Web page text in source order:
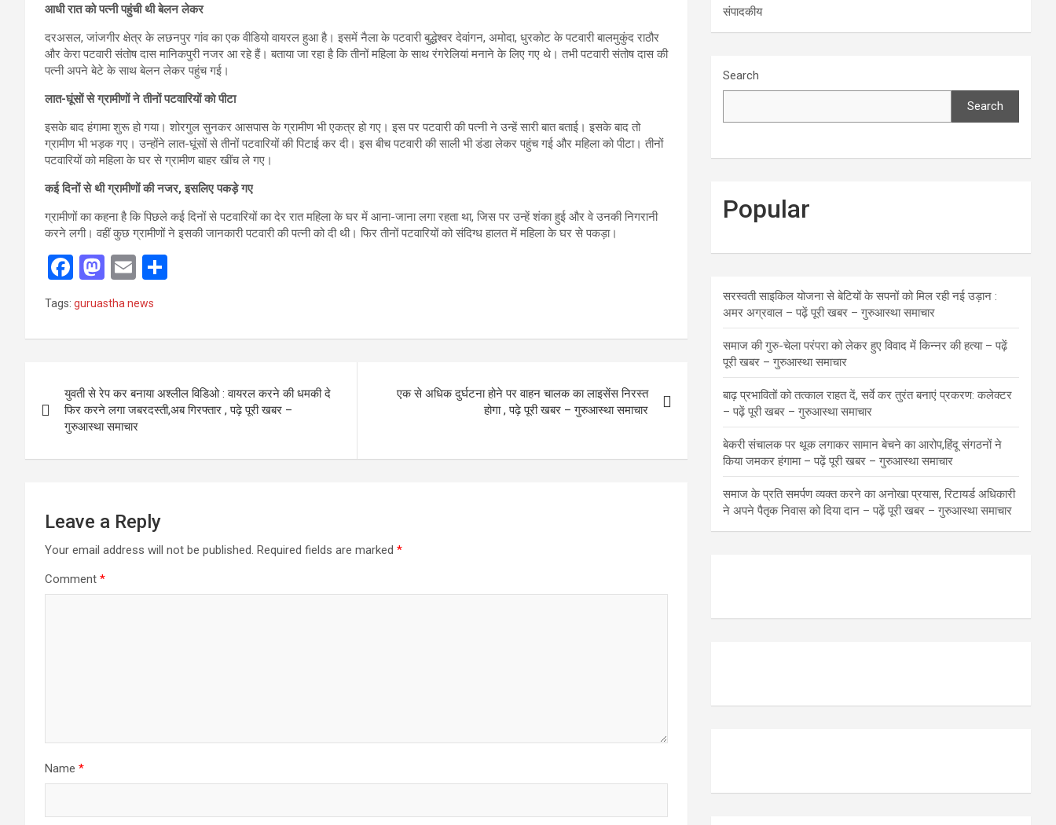
आधी रात को पत्नी पहुंची थी बेलन लेकर
दरअसल, जांजगीर क्षेत्र के लछनपुर गांव का एक वीडियो वायरल हुआ है। इसमें नैला के पटवारी बुद्धेश्वर देवांगन, अमोदा, धुरकोट के पटवारी बालमुकुंद राठौर
और केरा पटवारी संतोष दास मानिकपुरी नजर आ रहे हैं। बताया जा रहा है कि तीनों महिला के साथ रंगरेलियां मनाने के लिए गए थे। तभी पटवारी संतोष दास की
पत्नी अपने बेटे के साथ बेलन लेकर पहुंच गई।
लात-घूंसों से ग्रामीणों ने तीनों पटवारियों को पीटा
इसके बाद हंगामा शुरू हो गया। शोरगुल सुनकर आसपास के ग्रामीण भी एकत्र हो गए। इस पर पटवारी की पत्नी ने उन्हें सारी बात बताई। इसके बाद तो
ग्रामीण भी भड़क गए। उन्होंने लात-घूंसों से तीनों पटवारियों की पिटाई कर दी। इस बीच पटवारी की साली भी डंडा लेकर पहुंच गई और महिला को पीटा। तीनों
पटवारियों को महिला के घर से ग्रामीण बाहर खींच ले गए।
कई दिनों से थी ग्रामीणों की नजर, इसलिए पकड़े गए
ग्रामीणों का कहना है कि पिछले कई दिनों से पटवारियों का देर रात महिला के घर में आना-जाना लगा रहता था, जिस पर उन्हें शंका हुई और वे उनकी निगरानी
करने लगी। वहीं कुछ ग्रामीणों ने इसकी जानकारी पटवारी की पत्नी को दी थी। फिर तीनों पटवारियों को संदिग्ध हालत में महिला के घर से पकड़ा।
F
ce
b
o
k
M
a
st
o
o
n
E
ail
e
Tags: guruastha news
navigation
युवती से रेप कर बनाया अश्लील विडिओ : वायरल करने की धमकी दे
फिर करने लगा जबरदस्ती,अब गिरफ्तार , पढ़े पूरी खबर –
गुरुआस्था समाचार
एक से अधिक दुर्घटना होने पर वाहन चालक का लाइसेंस निरस्त
होगा , पढ़े पूरी खबर – गुरुआस्था समाचार
Leave a Reply
Your email address will not be published. Required fields are marked *
Comment *
Name *
संपादकीय
Search
Search
Popular
सरस्वती साइकिल योजना से बेटियों के सपनों को मिल रही नई उड़ान :
अमर अग्रवाल – पढ़ें पूरी खबर – गुरुआस्था समाचार
समाज की गुरु-चेला परंपरा को लेकर हुए विवाद में किन्नर की हत्या – पढ़ें
पूरी खबर – गुरुआस्था समाचार
बाढ़ प्रभावितों को तत्काल राहत दें, सर्वे कर तुरंत बनाएं प्रकरण: कलेक्टर
– पढ़ें पूरी खबर – गुरुआस्था समाचार
बेकरी संचालक पर थूक लगाकर सामान बेचने का आरोप,हिंदू संगठनों ने
किया जमकर हंगामा – पढ़ें पूरी खबर – गुरुआस्था समाचार
समाज के प्रति समर्पण व्यक्त करने का अनोखा प्रयास, रिटायर्ड अधिकारी
ने अपने पैतृक निवास को दिया दान – पढ़ें पूरी खबर – गुरुआस्था समाचार